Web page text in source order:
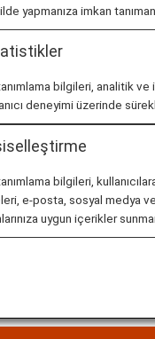
Manila Ninoy
itibaren ANA
Rehberi
Ninoy
Aquino
yapmanıza imkan
bilgileri, analitik
deneyimi üzerinde
bilgileri,
e-posta, sosyal medya
uygun içerikler